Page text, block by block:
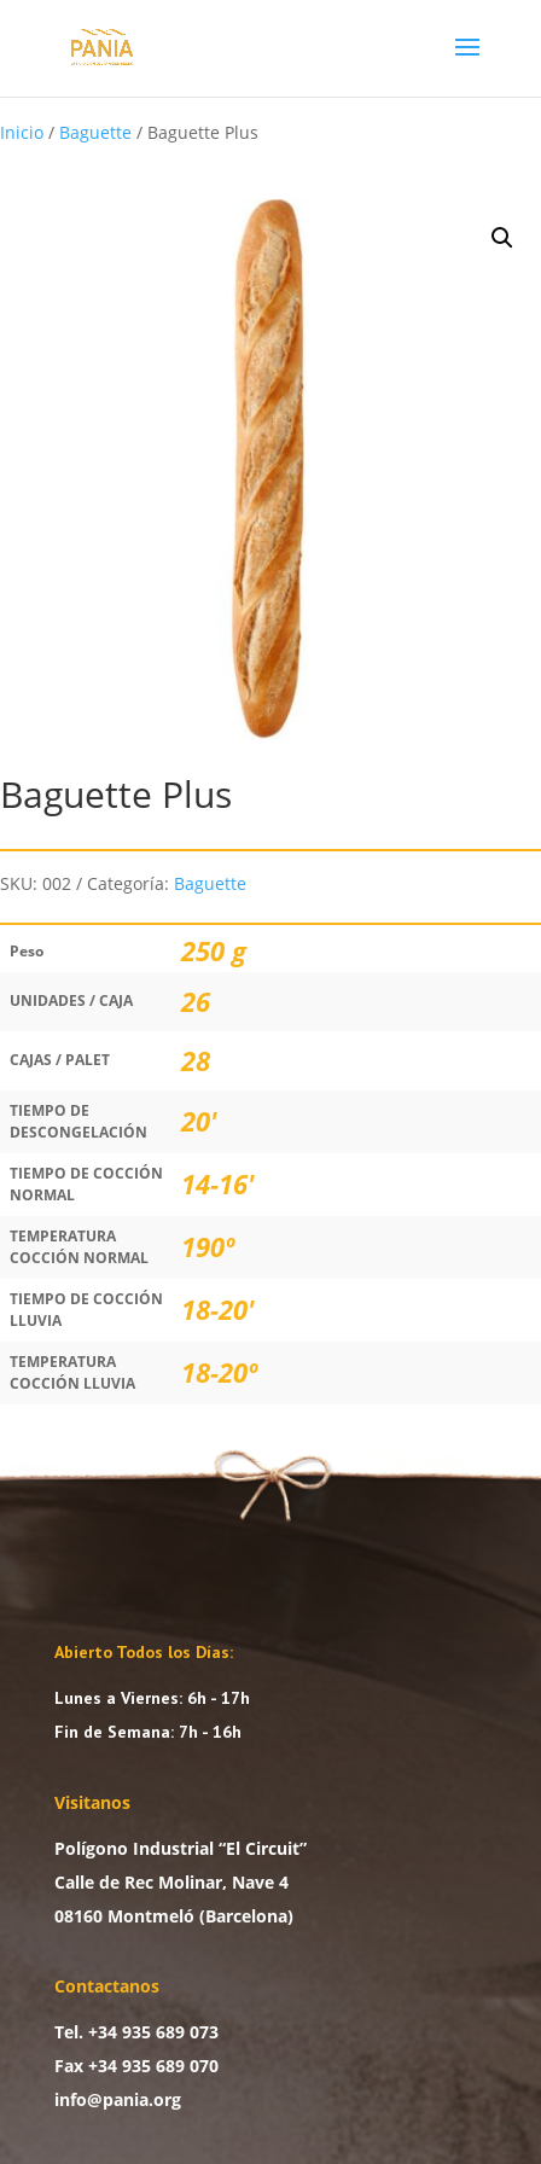
Inicio / Baguette / Baguette Plus
Baguette Plus
SKU: 002 Categoría: Baguette
Peso 250 g
UNIDADES / CAJA 26
CAJAS / PALET 28
TIEMPO DE
DESCONGELACIÓN
20'
TIEMPO DE COCCIÓN
NORMAL
14-16'
TEMPERATURA
COCCIÓN NORMAL
190º
TIEMPO DE COCCIÓN
LLUVIA
18-20'
TEMPERATURA
COCCIÓN LLUVIA
18-20º
Abierto Todos los Días:
Lunes a Viernes: 6h - 17h
Fin de Semana: 7h - 16h
Visitanos
Polígono Industrial “El Circuit”
Calle de Rec Molinar, Nave 4
08160 Montmeló (Barcelona)
Contactanos
Tel. +34 935 689 073
Fax +34 935 689 070
info@pania.org